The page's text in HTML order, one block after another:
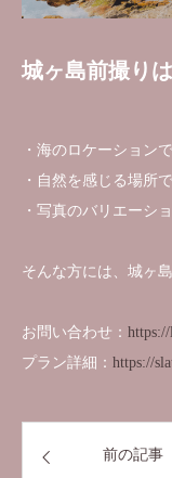
城ヶ島前撮り
・海のロケーション
・自然を感じる場所
・写真のバリエーシ
そんな方には、城ヶ
お問い合わせ：
プラン詳細： https://
前の記事